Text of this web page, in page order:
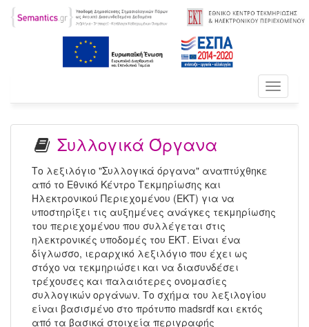
Toggle
Συλλογικά Όργανα
Το λεξιλόγιο "Συλλογικά όργανα" αναπτύχθηκε
από το Εθνικό Κέντρο Τεκμηρίωσης και
Ηλεκτρονικού Περιεχομένου (ΕΚΤ) για να
υποστηρίξει τις αυξημένες ανάγκες τεκμηρίωσης
του περιεχομένου που συλλέγεται στις
ηλεκτρονικές υποδομές του ΕΚΤ. Είναι ένα
δίγλωσσο, ιεραρχικό λεξιλόγιο που έχει ως
στόχο να τεκμηριώσει και να διασυνδέσει
τρέχουσες και παλαιότερες ονομασίες
συλλογικών οργάνων. Το σχήμα του λεξιλογίου
είναι βασισμένο στο πρότυπο madsrdf και εκτός
από τα βασικά στοιχεία περιγραφής